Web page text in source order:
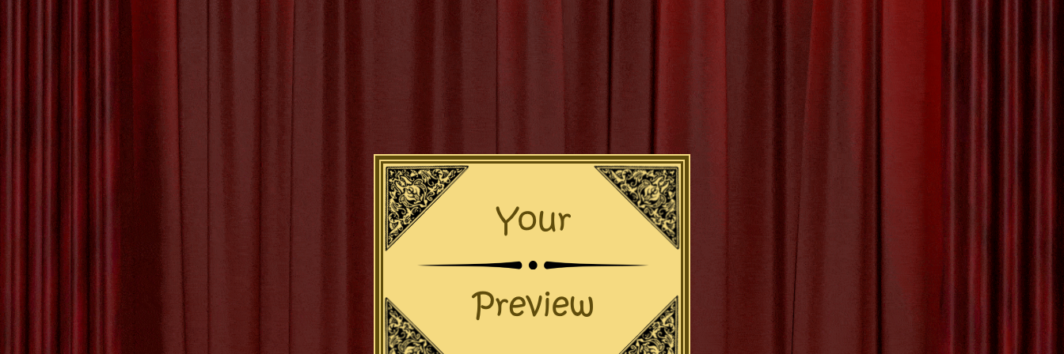
02 DECEMBER 2025 0 COMMENTS
Ontdek de Kunst van Vuurspuwen:
Workshop Vol Vuur en Spektakel
Ontdek de Magie van Vuurspuwen: Een Workshop Vol Vuur en
Spektakel
Ben je op zoek naar een unieke en opwindende ervaring die je nooit zult vergeten? Dan is een workshop
vuurspuwen misschien precies wat je nodig hebt! Vuurspuwen is een eeuwenoude kunstvorm die zowel
fascinerend als uitdagend is. Tijdens deze workshop krijg je de kans om de geheimen van deze spectaculaire
vaardigheid te ontdekken onder begeleiding van ervaren professionals.
Het Proces van
Kunstwerk Maken
De Betoverende
Schoonheid van
de Kunst Appel
De Kunst van Andy
Warhol: Een Icoon
van de Pop Art
Beweging
De Evolutie van
Creativiteit: Het
Digitale Schilderij
in de Kunstwereld
De Kracht van
Geëngageerde
Kunst: Kunst met
een Missie